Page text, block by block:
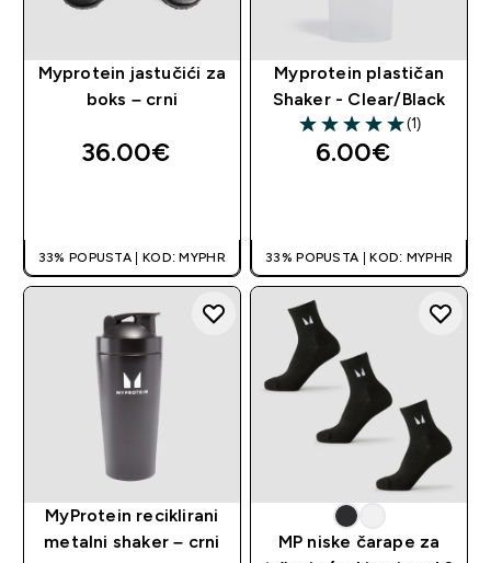
Myprotein jastučići za
boks – crni
36.00€‎
33% POPUSTA | KOD: MYPHR
Myprotein plastičan
Shaker - Clear/Black
5 out of 5 stars
(1)
6.00€‎
33% POPUSTA | KOD: MYPHR
MyProtein reciklirani
metalni shaker – crni
MP niske čarape za